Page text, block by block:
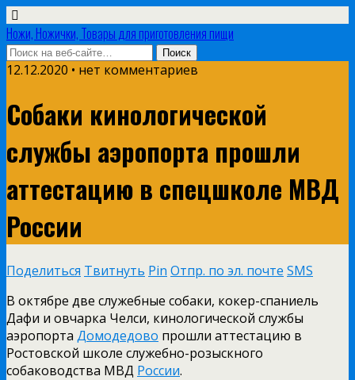
Ножи, Ножички, Товары для приготовления пищи
12.12.2020 • нет комментариев
Собаки кинологической
службы аэропорта прошли
аттестацию в спецшколе МВД
России
Поделиться Твитнуть Pin Отпр. по эл. почте SMS
В октябре две служебные собаки, кокер-спаниель
Дафи и овчарка Челси, кинологической службы
аэропорта Домодедово прошли аттестацию в
Ростовской школе служебно-розыскного
собаководства МВД России.